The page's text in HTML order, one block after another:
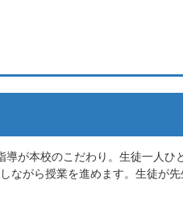
導が本校のこだわり。生徒一人
ながら授業を進めます。生徒が